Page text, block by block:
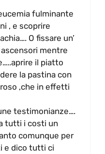
fulminante
, e scoprire
O fissare un’
mentre
il piatto
la pastina con
,che in effetti
testimonianze….
tutti i costi un
comunque per
e dico tutti ci